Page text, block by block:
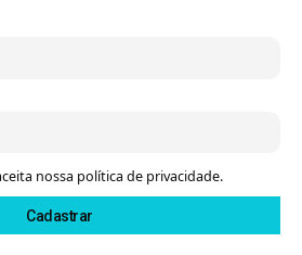
nossa política de privacidade.